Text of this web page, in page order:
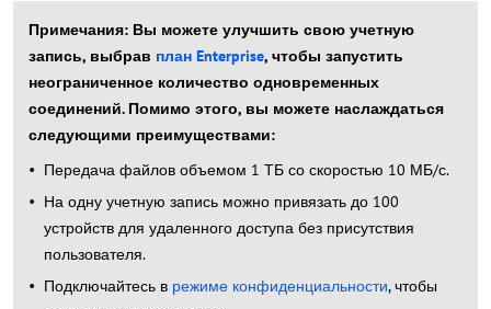
Примечания: Вы можете улучшить свою учетную
запись, выбрав план Enterprise, чтобы запустить
неограниченное количество одновременных
соединений. Помимо этого, вы можете наслаждаться
следующими преимуществами:
Передача файлов объемом 1 ТБ со скоростью 10 МБ/с.
На одну учетную запись можно привязать до 100
устройств для удаленного доступа без присутствия
пользователя.
Подключайтесь в режиме конфиденциальности, чтобы